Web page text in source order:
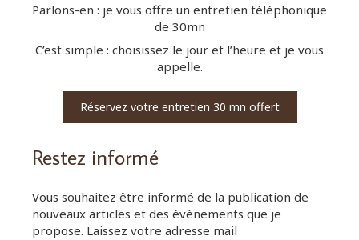
Parlons-en : je vous offre un entretien téléphonique
de 30mn
C’est simple : choisissez le jour et l’heure et je vous
appelle.
Réservez votre entretien 30 mn offert
Restez informé
Vous souhaitez être informé de la publication de
nouveaux articles et des évènements que je
propose. Laissez votre adresse mail